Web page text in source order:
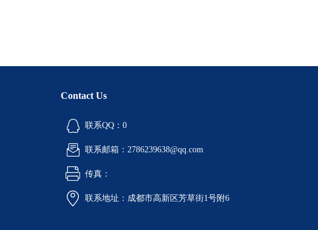
Contact Us
联系QQ：0
联系邮箱：2786239638@qq.com
传真：
联系地址：成都市高新区芳草街1号附6